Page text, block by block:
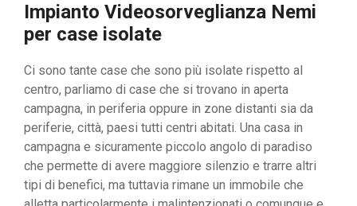
Impianto Videosorveglianza Nemi
per case isolate
Ci sono tante case che sono più isolate rispetto al
centro, parliamo di case che si trovano in aperta
campagna, in periferia oppure in zone distanti sia da
periferie, città, paesi tutti centri abitati. Una casa in
campagna e sicuramente piccolo angolo di paradiso
che permette di avere maggiore silenzio e trarre altri
tipi di benefici, ma tuttavia rimane un immobile che